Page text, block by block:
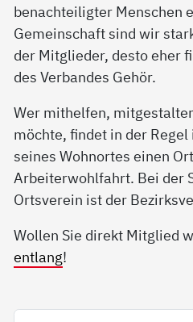
benachteiligter Menschen
Gemeinschaft sind wir
der Mitglieder, desto eher
des Verbandes Gehör.
Wer mithelfen,
möchte, findet in der
seines Wohnortes einen
Arbeiterwohlfahrt. Bei der
Ortsverein ist der
Wollen Sie direkt Mitglied
entlang!